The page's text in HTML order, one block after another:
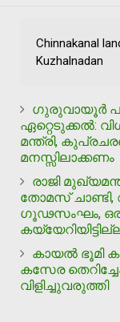
Chinnakanal
Kuzhalnadan
ഗുരുവായൂര്‍
ഏറ്റെടുക്കല്‍:
മന്ത്രി,
മനസ്സിലാക്കണം
രാജി
തോമസ്
ഗൂഢസംഘം,
കായല്‍ ഭൂമി
കസേര
വിളിച്ചുവരുത്തി